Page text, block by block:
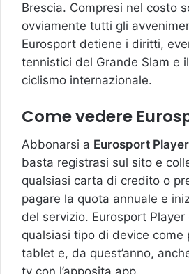
Brescia. Compresi nel costo
ovviamente tutti gli
Eurosport detiene i diritti,
tennistici del Grande Slam e
ciclismo internazionale.
Come vedere
Abbonarsi a Eurosport Player
basta registrasi sul sito e
qualsiasi carta di credito o
pagare la quota annuale e
del servizio. Eurosport
qualsiasi tipo di device come
tablet e, da quest’anno,
tv con l’apposita app.